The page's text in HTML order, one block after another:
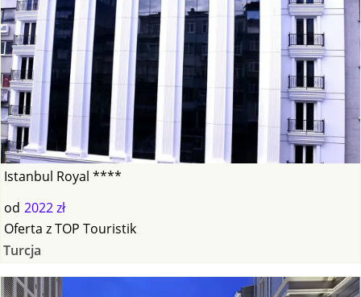
Istanbul Royal ****
od 2022 zł
Oferta zTOP Touristik
Turcja